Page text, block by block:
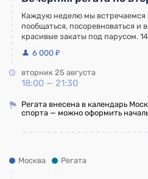
Каждую неделю мы встречаемся
пообщаться, посоревноваться и
красивые закаты под парусом.
6 000 ₽
вторник 25 августа
18:00 — 21:30
Регата внесена в календарь
спорта — можно оформить
Москва Регата